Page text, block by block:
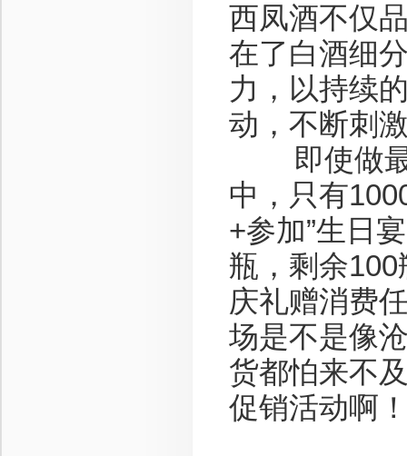
西凤酒不仅
在了白酒细
力，以持续
动，不断刺
即使做最
中，只有
+参加”生日
瓶，剩余
庆礼赠消费
场是不是像
货都怕来不
促销活动啊